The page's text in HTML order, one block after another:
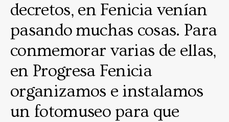
decretos, en Fenicia venían
pasando muchas cosas. Para
conmemorar varias de ellas,
en Progresa Fenicia
organizamos e instalamos
un fotomuseo para que